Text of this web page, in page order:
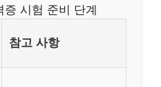
증 시험 준비 단계
참고 사항